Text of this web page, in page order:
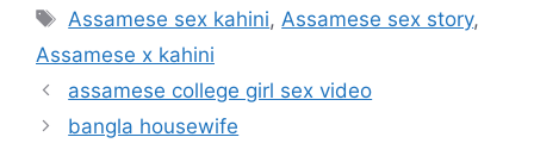
Tags
Assamese sex kahini, Assamese sex story,
Assamese x kahini
assamese college girl sex video
bangla housewife